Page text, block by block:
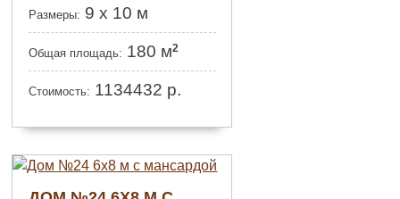
Размеры: 9 x 10 м
Общая площадь: 180 м2
Стоимость: 1134432 р.